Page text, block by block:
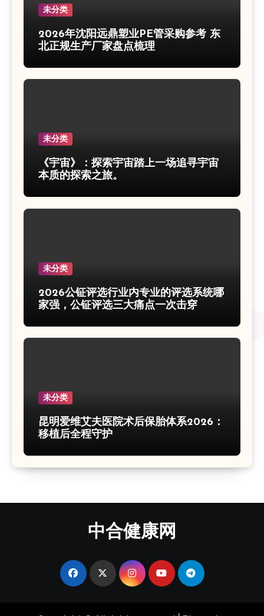
未分类
2026年沈阳远鼎塑业PE管采购参考 东
北正规生产厂家盘点梳理
未分类
《宇宙》：探索宇宙踏上一场追寻宇宙
本质的探索之旅。
未分类
2026公钲评选行业内专业的评选系统哪
家强，公钲评选三大痛点一次击穿
未分类
昆明爱维艾夫医院术后保胎体系2026：
移植后全程守护
中合健康网